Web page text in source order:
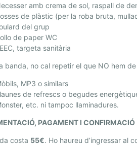
amb crema de sol, raspall de
de plàstic (per la roba bruta,
del grup
de paper WC
targeta sanitària
banda, no cal repetir el que NO hem
MP3 o similars
de refrescs o begudes
etc. ni tampoc llaminadures.
PAGAMENT I CONFIRMACIÓ
costa 55€. Ho haureu d’ingressar al